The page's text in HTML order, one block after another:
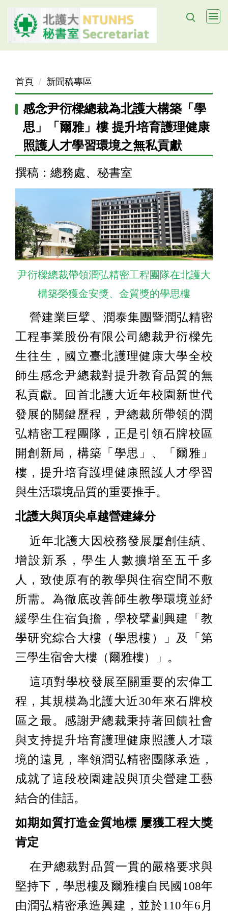
跳
到
要
首頁 新聞稿專區
感念尹衍樑總裁為北護大構築「學
思」「爾雅」樓 提升培育護理健康
照護人才學習環境之無私貢獻
撰稿：總務處、秘書室
尹衍樑總裁帶領潤弘精密工程團隊在北護大
構築榮獲金安獎、金質獎的學思樓
營建業巨擘、潤泰集團暨潤弘精密
工程事業股份有限公司總裁尹衍樑先
生往生，國立臺北護理健康大學全校
師生感念尹總裁對提升教育品質的無
私貢獻。回首北護大近年校園新世代
發展的關鍵歷程，尹總裁所帶領的潤
弘精密工程團隊，正是引領石牌校區
開創新局，構築「學思」、「爾雅」
樓，提升培育護理健康照護人才學習
與生活環境品質的重要推手。
北護大與頂尖卓越營建緣分
近年北護大因校務發展屢創佳績、
增設新系，學生人數擴增至五千多
人，致使原有的教學與住宿空間不敷
所需。為徹底改善師生教學環境並紓
緩學生住宿負擔，學校擘劃興建「教
學研究綜合大樓（學思樓）」及「第
三學生宿舍大樓（爾雅樓）」。
這項對學校發展至關重要的宏偉工
程，其規模為北護大近30年來石牌校
區之最。感謝尹總裁秉持著回饋社會
與支持提升培育護理健康照護人才環
境的遠見，率領潤弘精密團隊承造，
成就了這段校園建設與頂尖營建工藝
結合的佳話。
如期如質打造金質地標 屢獲工程大獎
肯定
在尹總裁對品質一貫的嚴格要求與
堅持下，學思樓及爾雅樓自民國108年
由潤弘精密承造興建，並於110年6月